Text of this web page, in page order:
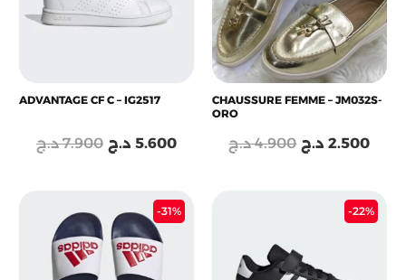
ADVANTAGE CF C – IG2517
7.900 د.ج 5.600 د.ج
CHAUSSURE FEMME – JM032S-
ORO
4.900 د.ج 2.500 د.ج
-31%
prix
initial
était :
Le
prix
3.100 د.ج.
-22%
était :
Le
prix